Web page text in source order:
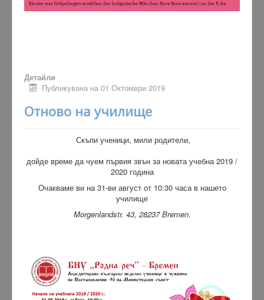
Детайли
Публикувана на 01 Октомври 2019
Отново на училище
Скъпи ученици, мили родители,
дойде време да чуем първия звън за новата учебна 2019 /
2020 година
Очакваме ви на 31-ви август от 10:30 часа в нашето
училище
Morgenlandstr. 43, 28237 Bremen.